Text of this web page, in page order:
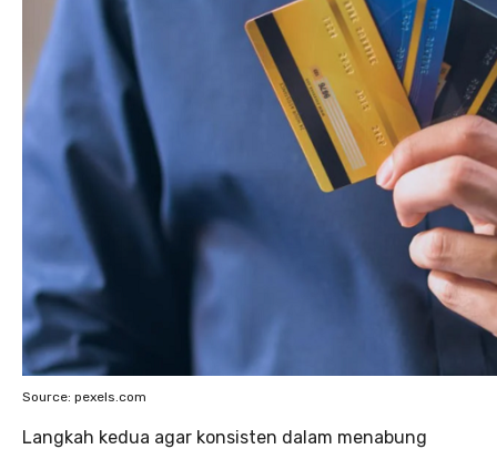
Source: pexels.com
Langkah kedua agar konsisten dalam menabung